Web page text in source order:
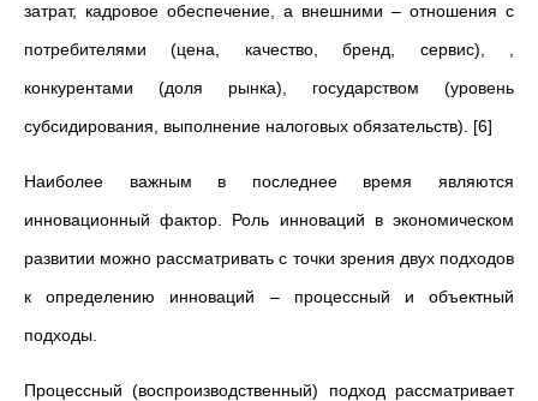
затрат, кадровое обеспечение, а внешними – отношения с
потребителями (цена, качество, бренд, сервис), ,
конкурентами (доля рынка), государством (уровень
субсидирования, выполнение налоговых обязательств). [6]
Наиболее важным в последнее время являются
инновационный фактор. Роль инноваций в экономическом
развитии можно рассматривать с точки зрения двух подходов
к определению инноваций – процессный и объектный
подходы.
Процессный (воспроизводственный) подход рассматривает